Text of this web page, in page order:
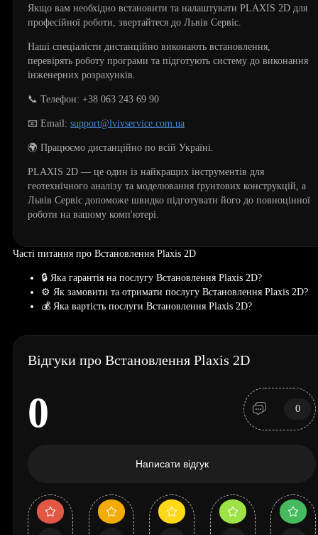
Якщо вам необхідно встановити та налаштувати PLAXIS 2D для
професійної роботи, звертайтеся до Львів Сервіс.
Наші спеціалісти дистанційно виконають встановлення,
перевірять роботу програми та підготують систему до виконання
інженерних розрахунків.
📞 Телефон: +38 063 243 69 90
📧 Email: support@lvivservice.com.ua
🌍 Працюємо дистанційно по всій Україні.
PLAXIS 2D — це один із найкращих інструментів для
геотехнічного аналізу та моделювання ґрунтових конструкцій, а
Львів Сервіс допоможе швидко підготувати його до повноцінної
роботи на вашому комп'ютері.
Часті питання про Встановлення Plaxis 2D
🔒 Яка гарантія на послугу Встановлення Plaxis 2D?
⚙️ Як замовити та отримати послугу Встановлення Plaxis 2D?
💰 Яка вартість послуги Встановлення Plaxis 2D?
Відгуки про Встановлення Plaxis 2D
0 0
Написати відгук